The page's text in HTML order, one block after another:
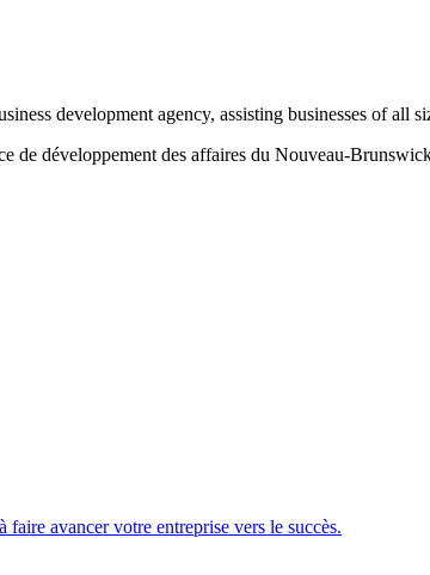
development agency, assisting businesses of all
de développement des affaires du Nouveau-
avancer votre entreprise vers le succès.